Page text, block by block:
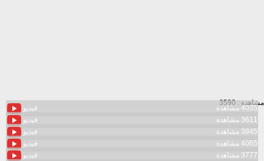
مشاهدة : 3590
فيديو
4035 مشاهدة
فيديو
3611 مشاهدة
فيديو
3845 مشاهدة
فيديو
4065 مشاهدة
فيديو
3777 مشاهدة